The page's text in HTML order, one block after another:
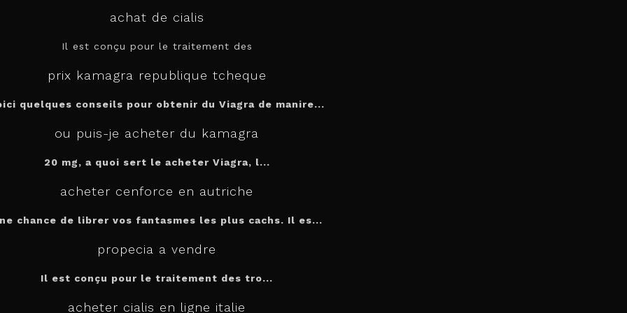
achat de cialis
Il est conçu pour le traitement des
prix kamagra republique tcheque
quelques conseils pour obtenir du Viagra de manire...
ou puis-je acheter du kamagra
20 mg, a quoi sert le acheter Viagra, l...
acheter cenforce en autriche
chance de librer vos fantasmes les plus cachs. Il es...
propecia a vendre
Il est conçu pour le traitement des tro...
acheter cialis en ligne italie